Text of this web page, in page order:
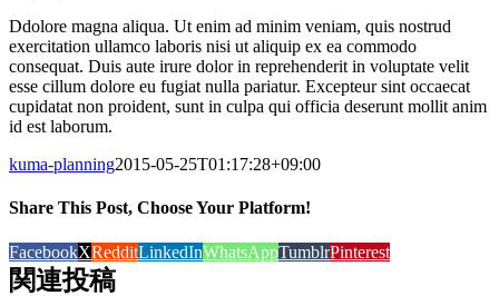
Ddolore magna aliqua. Ut enim ad minim veniam, quis nostrud
exercitation ullamco laboris nisi ut aliquip ex ea commodo
consequat. Duis aute irure dolor in reprehenderit in voluptate velit
esse cillum dolore eu fugiat nulla pariatur. Excepteur sint occaecat
cupidatat non proident, sunt in culpa qui officia deserunt mollit anim
id est laborum.
kuma-planning2015-05-25T01:17:28+09:00
Share This Post, Choose Your Platform!
FacebookXRedditLinkedInWhatsAppTumblrPinterest
関連投稿